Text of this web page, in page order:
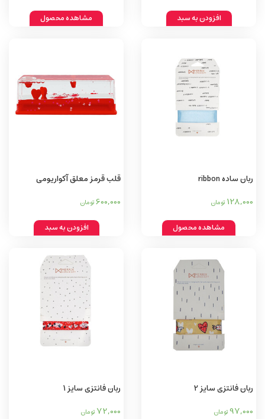
افزودن به سبد مشاهده محصول
ربان ساده ribbon
128,000 تومان
مشاهده محصول
قلب قرمز معلق آکواریومی
600,000تومان
افزودن به سبد
ربان فانتزی سایز 2
97,000تومان
ربان فانتزی سایز 1
72,000 تومان